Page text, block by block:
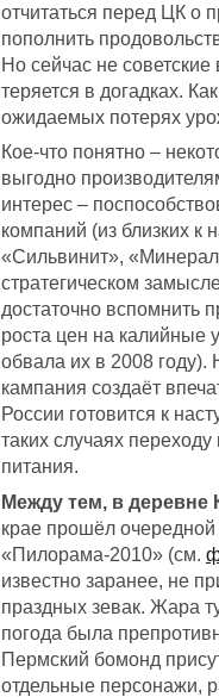
отчитаться перед ЦК о
пополнить
Но сейчас не
теряется в догадках.
ожидаемых потерях
Кое-что понятно –
выгодно
интерес –
компаний (из близких к
«Сильвинит»,
стратегическом
достаточно вспомнить
роста цен на
обвала их в 2008 году).
кампания создаёт
России готовится к
таких случаях
питания.
Между тем, в деревне
крае прошёл
«Пилорама-2010» (см.
известно заранее, не
праздных зевак. Жара
погода была
Пермский бомонд
отдельные персонажи,